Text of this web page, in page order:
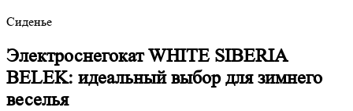
Сиденье
Электроснегокат WHITE SIBERIA
BELEK: идеальный выбор для зимнего
веселья